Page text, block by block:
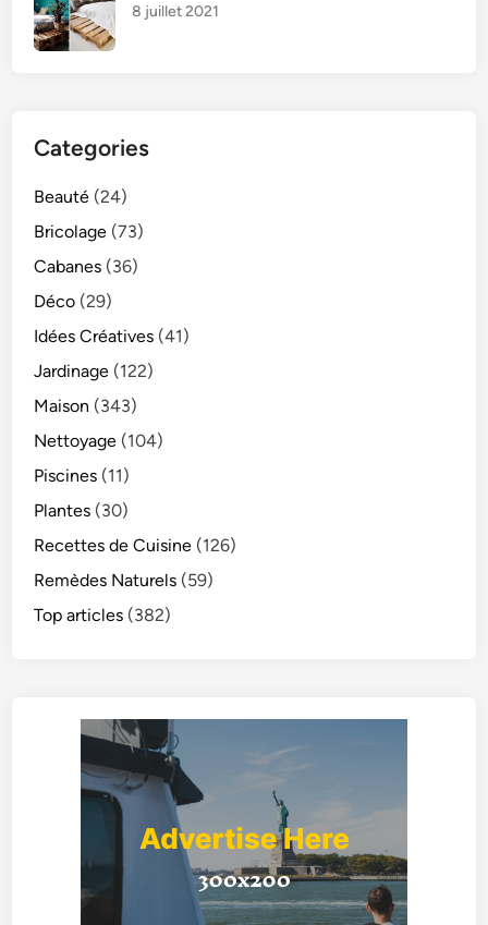
8 juillet 2021
Categories
Beauté (24)
Bricolage (73)
Cabanes (36)
Déco (29)
Idées Créatives (41)
Jardinage (122)
Maison (343)
Nettoyage (104)
Piscines (11)
Plantes (30)
Recettes de Cuisine (126)
Remèdes Naturels (59)
Top articles (382)